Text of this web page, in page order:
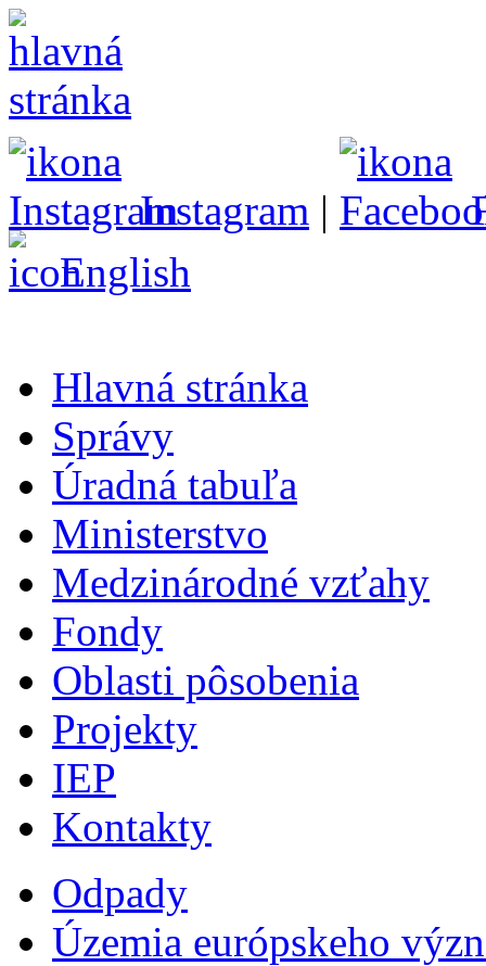
Instagram |
English
Hlavná stránka
Správy
Úradná tabuľa
Ministerstvo
Medzinárodné vzťahy
Fondy
Oblasti pôsobenia
Projekty
IEP
Kontakty
Odpady
Územia európskeho